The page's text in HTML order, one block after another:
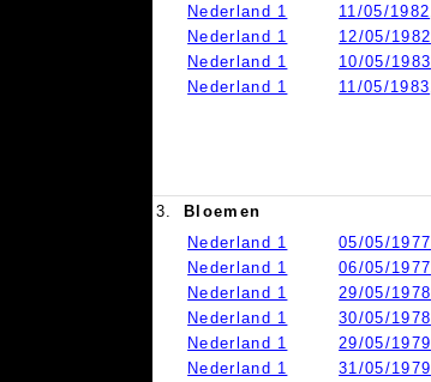
Nederland 1
11/05/1982
Nederland 1
12/05/1982
Nederland 1
10/05/1983
Nederland 1
11/05/1983
3.
Bloemen
Nederland 1
05/05/1977
Nederland 1
06/05/1977
Nederland 1
29/05/1978
Nederland 1
30/05/1978
Nederland 1
29/05/1979
Nederland 1
31/05/1979